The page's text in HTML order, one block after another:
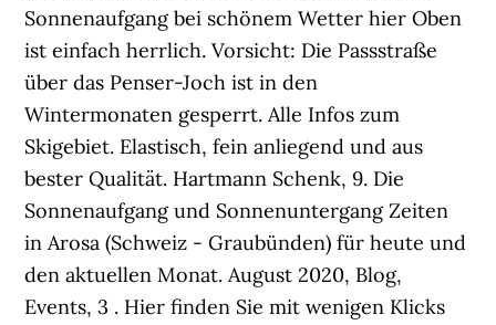
Sonnenaufgang bei schönem Wetter hier Oben
ist einfach herrlich. Vorsicht: Die Passstraße
über das Penser-Joch ist in den
Wintermonaten gesperrt. Alle Infos zum
Skigebiet. Elastisch, fein anliegend und aus
bester Qualität. Hartmann Schenk, 9. Die
Sonnenaufgang und Sonnenuntergang Zeiten
in Arosa (Schweiz - Graubünden) für heute und
den aktuellen Monat. August 2020, Blog,
Events, 3 . Hier finden Sie mit wenigen Klicks